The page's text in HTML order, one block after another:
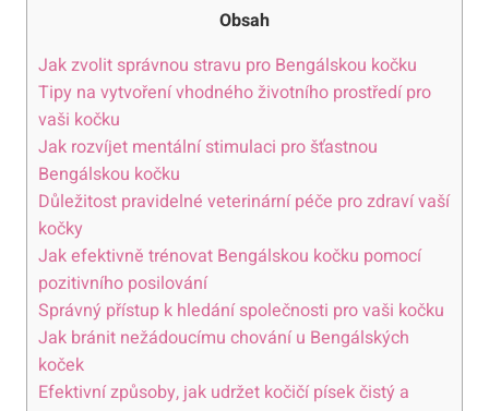
Obsah
Jak zvolit správnou stravu pro Bengálskou kočku
Tipy na vytvoření vhodného životního prostředí pro
vaši kočku
Jak rozvíjet mentální stimulaci pro šťastnou
Bengálskou kočku
Důležitost pravidelné veterinární péče pro zdraví vaší
kočky
Jak efektivně trénovat Bengálskou kočku pomocí
pozitivního posilování
Správný přístup k hledání společnosti pro vaši kočku
Jak bránit nežádoucímu chování u Bengálských
koček
Efektivní způsoby, jak udržet kočičí písek čistý a